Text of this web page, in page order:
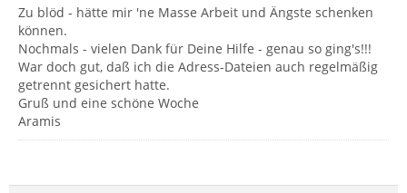
Zu blöd - hätte mir 'ne Masse Arbeit und Ängste schenken
können.
Nochmals - vielen Dank für Deine Hilfe - genau so ging's!!!
War doch gut, daß ich die Adress-Dateien auch regelmäßig
getrennt gesichert hatte.
Gruß und eine schöne Woche
Aramis